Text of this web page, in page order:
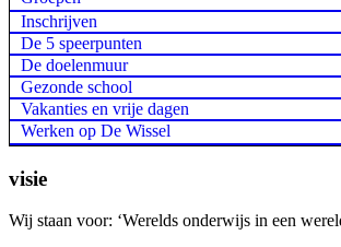
Inschrijven
De 5 speerpunten
De doelenmuur
Gezonde school
Vakanties en vrije dagen
Werken op De Wissel
visie
Wij staan voor: ‘Werelds onderwijs in een